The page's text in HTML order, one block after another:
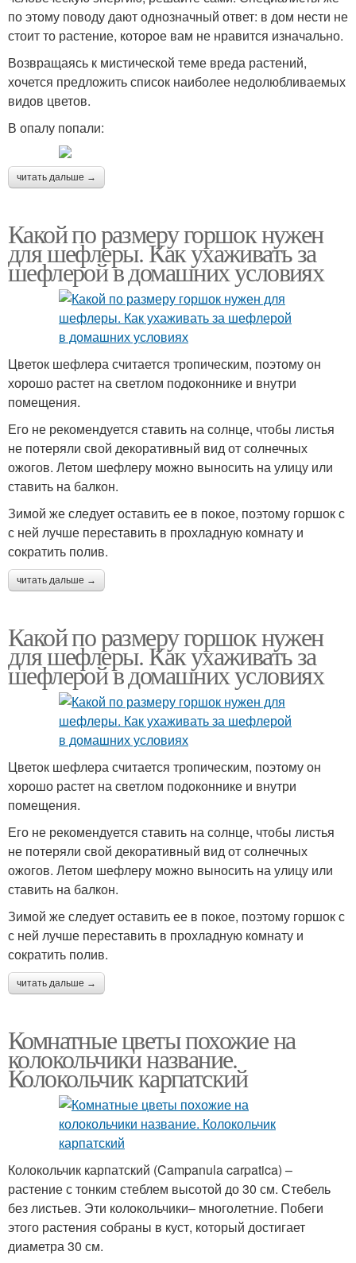
по этому поводу дают однозначный ответ: в дом нести не
стоит то растение, которое вам не нравится изначально.
Возвращаясь к мистической теме вреда растений,
хочется предложить список наиболее недолюбливаемых
видов цветов.
В опалу попали:
читать дальше →
Какой по размеру горшок нужен
для шефлеры. Как ухаживать за
шефлерой в домашних условиях
Цветок шефлера считается тропическим, поэтому он
хорошо растет на светлом подоконнике и внутри
помещения.
Его не рекомендуется ставить на солнце, чтобы листья
не потеряли свой декоративный вид от солнечных
ожогов. Летом шефлеру можно выносить на улицу или
ставить на балкон.
Зимой же следует оставить ее в покое, поэтому горшок с
с ней лучше переставить в прохладную комнату и
сократить полив.
читать дальше →
Какой по размеру горшок нужен
для шефлеры. Как ухаживать за
шефлерой в домашних условиях
Цветок шефлера считается тропическим, поэтому он
хорошо растет на светлом подоконнике и внутри
помещения.
Его не рекомендуется ставить на солнце, чтобы листья
не потеряли свой декоративный вид от солнечных
ожогов. Летом шефлеру можно выносить на улицу или
ставить на балкон.
Зимой же следует оставить ее в покое, поэтому горшок с
с ней лучше переставить в прохладную комнату и
сократить полив.
читать дальше →
Комнатные цветы похожие на
колокольчики название.
Колокольчик карпатский
Колокольчик карпатский (Campanula carpatica) –
растение с тонким стеблем высотой до 30 см. Стебель
без листьев. Эти колокольчики– многолетние. Побеги
этого растения собраны в куст, который достигает
диаметра 30 см.